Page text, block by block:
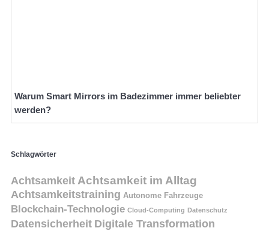
Warum Smart Mirrors im Badezimmer immer beliebter
werden?
Schlagwörter
AchtsamkeitAchtsamkeit im Alltag
Achtsamkeitstraining Autonome Fahrzeuge
Blockchain-Technologie Cloud-Computing Datenschutz
Datensicherheit Digitale Transformation